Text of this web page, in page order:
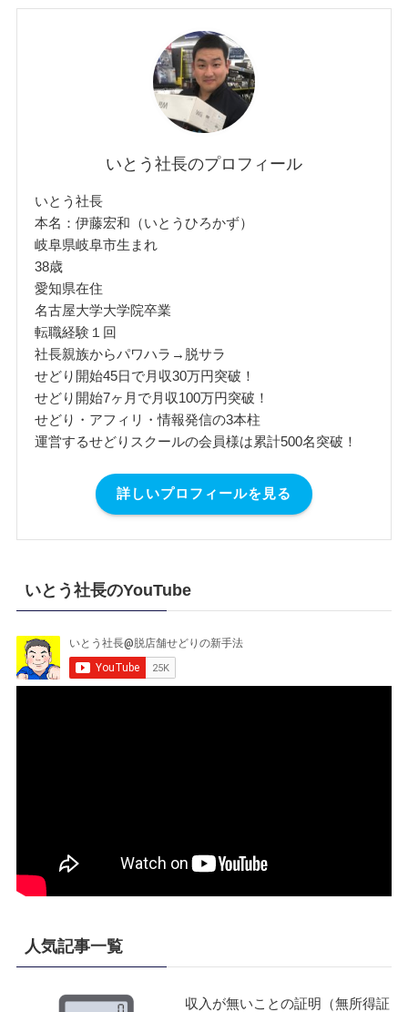
いとう社長のプロフィール
いとう社長
本名：伊藤宏和（いとうひろかず）
岐阜県岐阜市生まれ
38歳
愛知県在住
名古屋大学大学院卒業
転職経験１回
社長親族からパワハラ→脱サラ
せどり開始45日で月収30万円突破！
せどり開始7ヶ月で月収100万円突破！
せどり・アフィリ・情報発信の3本柱
運営するせどりスクールの会員様は累計500名突破！
詳しいプロフィールを見る
いとう社長のYouTube
人気記事一覧
収入が無いことの証明（無所得証